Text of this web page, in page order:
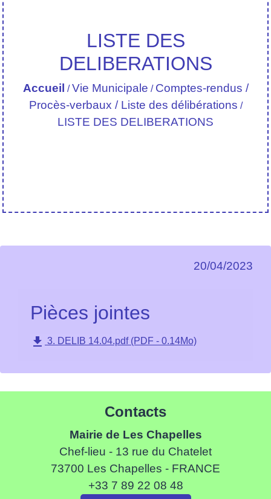
LISTE DES
DELIBERATIONS
Accueil /Vie Municipale / Comptes-rendus /
Procès-verbaux / Liste des délibérations /
LISTE DES DELIBERATIONS
20/04/2023
Pièces jointes
file_download 3. DELIB 14.04.pdf (PDF - 0.14Mo)
Contacts
Mairie de Les Chapelles
Chef-lieu - 13 rue du Chatelet
73700 Les Chapelles - FRANCE
+33 7 89 22 08 48